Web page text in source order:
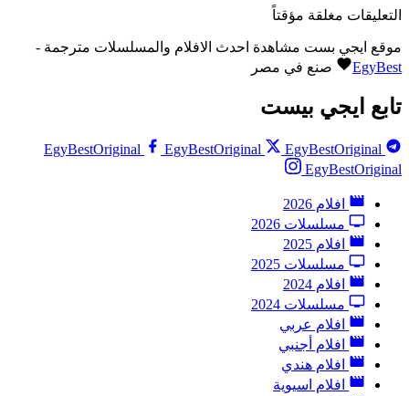
التعليقات مغلقة مؤقتاً
موقع ايجي بست مشاهدة احدث الافلام والمسلسلات مترجمة -
EgyBest
صنع في مصر
تابع ايجي بيست
EgyBestOriginal EgyBestOriginal
EgyBestOriginal
EgyBestOriginal
افلام 2026
مسلسلات 2026
افلام 2025
مسلسلات 2025
افلام 2024
مسلسلات 2024
افلام عربي
افلام أجنبي
افلام هندي
افلام اسيوية